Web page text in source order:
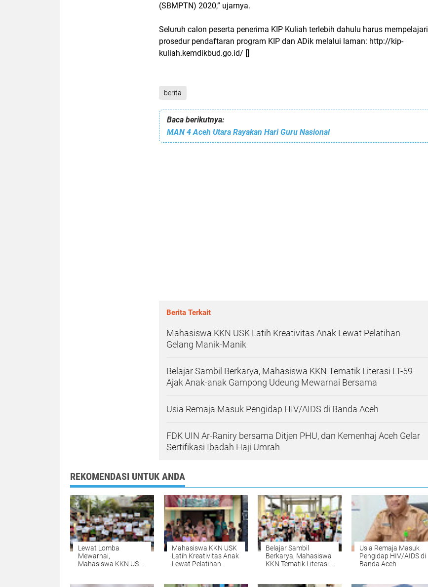
(SBMPTN) 2020,” ujarnya.
Seluruh calon peserta penerima KIP Kuliah terlebih dahulu harus mempelajari
prosedur pendaftaran program KIP dan ADik melalui laman: http://kip-
kuliah.kemdikbud.go.id/ []
berita
Baca berikutnya:
MAN 4 Aceh Utara Rayakan Hari Guru Nasional
Berita Terkait
Mahasiswa KKN USK Latih Kreativitas Anak Lewat Pelatihan
Gelang Manik-Manik
Belajar Sambil Berkarya, Mahasiswa KKN Tematik Literasi LT-59
Ajak Anak-anak Gampong Udeung Mewarnai Bersama
Usia Remaja Masuk Pengidap HIV/AIDS di Banda Aceh
FDK UIN Ar-Raniry bersama Ditjen PHU, dan Kemenhaj Aceh Gelar
Sertifikasi Ibadah Haji Umrah
REKOMENDASI UNTUK ANDA
Lewat Lomba
Mewarnai,
Mahasiswa KKN USK
Mahasiswa KKN USK
Latih Kreativitas Anak
Lewat Pelatihan
Belajar Sambil
Berkarya, Mahasiswa
KKN Tematik Literasi
Usia Remaja Masuk
Pengidap HIV/AIDS di
Banda Aceh